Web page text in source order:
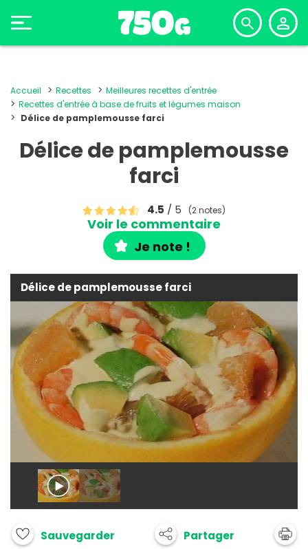
Accueil Recettes
Meilleures recettes d'entrée
Recettes d'entrée à base de fruits et légumes maison
Délice de pamplemousse farci
Délice de pamplemousse
farci
4.5 / 5 (2 notes)
Voir le commentaire
Je note !
Délice de pamplemousse farci
Sauvegarder Partager